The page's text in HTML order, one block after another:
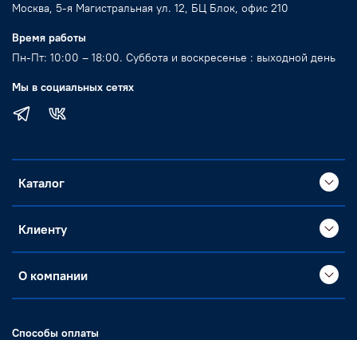
Москва, 5-я Магистральная ул. 12, БЦ Блок, офис 210
Время работы
Пн-Пт: 10:00 – 18:00. Суббота и воскресенье : выходной день
Мы в социальных сетях
Каталог
Клиенту
О компании
Способы оплаты